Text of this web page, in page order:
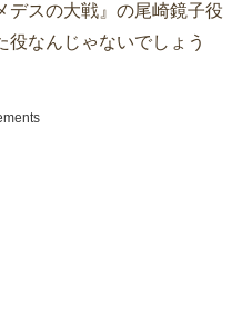
デスの大戦』の尾崎鏡子役
役なんじゃないでしょう